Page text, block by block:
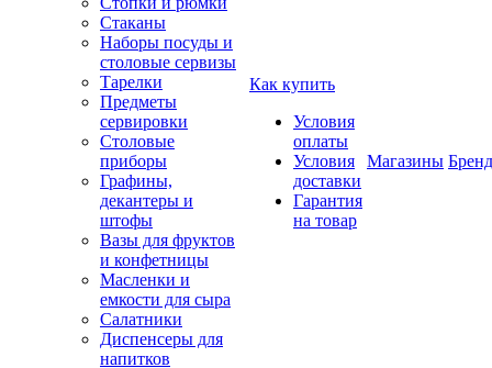
Стаканы
Наборы посуды и
столовые сервизы
Тарелки
Предметы
сервировки
Столовые
приборы
Графины,
декантеры и
штофы
Вазы для фруктов
и конфетницы
Масленки и
емкости для сыра
Салатники
Диспенсеры для
напитков
Как купить
Условия
оплаты
Условия
доставки
Гарантия
на товар
Магазины